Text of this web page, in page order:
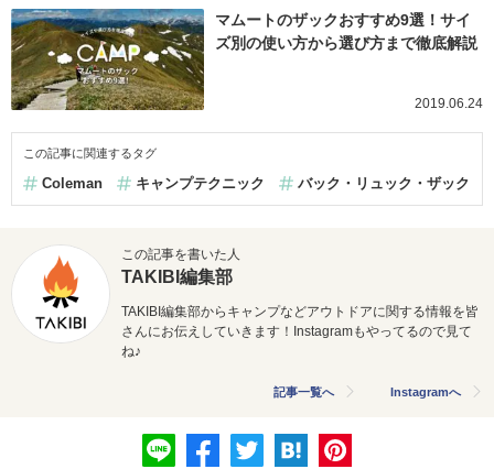
マムートのザックおすすめ9選！サイ
ズ別の使い方から選び方まで徹底解説
2019.06.24
この記事に関連するタグ
Coleman キャンプテクニック バック・リュック・ザック
この記事を書いた人
TAKIBI編集部
TAKIBI編集部からキャンプなどアウトドアに関する情報を皆
さんにお伝えしていきます！Instagramもやってるので見て
ね♪
記事一覧へ Instagramへ